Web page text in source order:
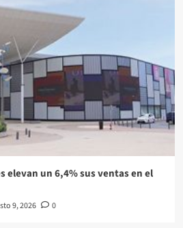
elevan un 6,4% sus ventas en el
9, 2026 0